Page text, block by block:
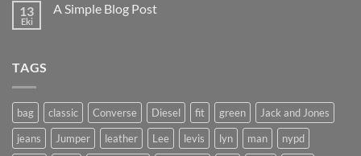
another
13
Eki
A Simple Blog Post
TAGS
bag classic Converse Diesel fit green
Jack and Jones
jeans
Jumper leather Lee levis lyn man
nypd